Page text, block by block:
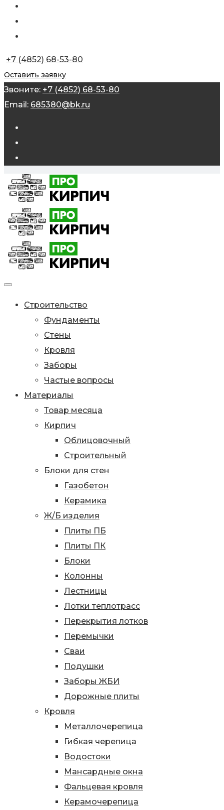
+7 (4852) 68-53-80
Оставить заявку
Звоните: +7 (4852) 68-53-80
Email: 685380@bk.ru
Строительство
Фундаменты
Стены
Кровля
Заборы
Частые вопросы
Материалы
Товар месяца
Кирпич
Облицовочный
Строительный
Блоки для стен
Газобетон
Керамика
Ж/Б изделия
Плиты ПБ
Плиты ПК
Блоки
Колонны
Лестницы
Лотки теплотрасс
Перекрытия лотков
Перемычки
Сваи
Подушки
Заборы ЖБИ
Дорожные плиты
Кровля
Металлочерепица
Гибкая черепица
Водостоки
Мансардные окна
Фальцевая кровля
Керамочерепица